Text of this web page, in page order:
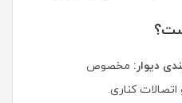
دیوار: مخصوص
کناری.